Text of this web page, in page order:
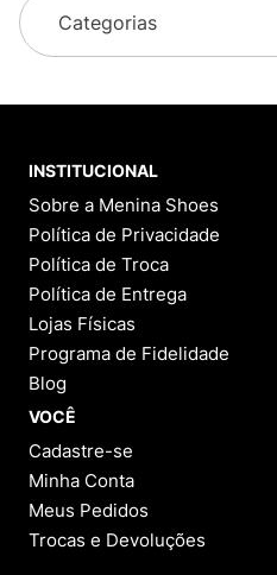
Categorias
INSTITUCIONAL
Sobre a Menina Shoes
Política de Privacidade
Política de Troca
Política de Entrega
Lojas Físicas
Programa de Fidelidade
Blog
VOCÊ
Cadastre-se
Minha Conta
Meus Pedidos
Trocas e Devoluções